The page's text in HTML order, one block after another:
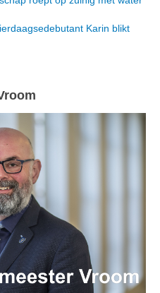
Karin blikt